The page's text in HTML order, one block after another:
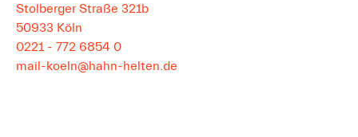
Stolberger Straße 321b
50933 Köln
0221 - 772 6854 0
mail-koeln@hahn-helten.de